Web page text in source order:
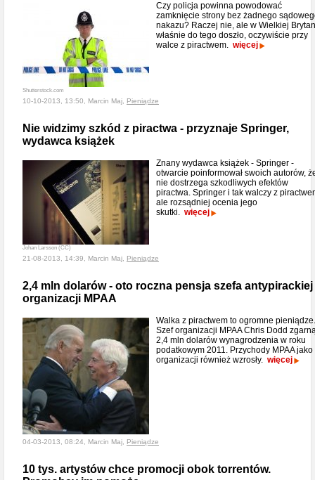
Shutterstock.com
Czy policja powinna powodować
zamknięcie strony bez żadnego
nakazu? Raczej nie, ale w Wielkiej
właśnie do tego doszło, oczywiście przy
walce z piractwem. więcej
10-10-2013, 13:50, Marcin Maj, Pieniądze
Nie widzimy szkód z piractwa - przyznaje Springer,
wydawca książek
Johan Larsson (CC)
Znany wydawca książek - Springer -
otwarcie poinformował swoich autorów,
nie dostrzega szkodliwych efektów
piractwa. Springer i tak walczy z
ale rozsądniej ocenia jego
skutki. więcej
21-08-2013, 14:39, Marcin Maj, Pieniądze
2,4 mln dolarów - oto roczna pensja szefa antypirackiej
organizacji MPAA
Walka z piractwem to ogromne pieniądze.
Szef organizacji MPAA Chris Dodd
2,4 mln dolarów wynagrodzenia w roku
podatkowym 2011. Przychody MPAA jako
organizacji również wzrosły. więcej
04-03-2013, 08:24, Marcin Maj, Pieniądze
10 tys. artystów chce promocji obok torrentów.